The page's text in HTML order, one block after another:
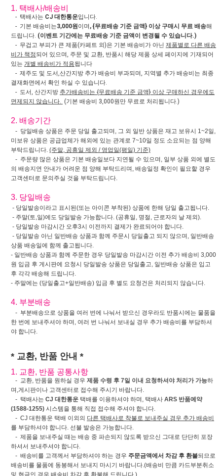
1. 택배사/배송비
- 택배사는 CJ 대한통운입니다.
- 기본 배송비는3,000원이며 , {무료배송 기준 금액} 이상 구매시 무료 배송해
드립니다. (이벤트 기간에는 무료배송 기준 금액이 변경될 수 있습니다.)
- 무겁고 부피가 큰 제품(카페트 외)은 기본 배송비가 아닌 제품별로 다른 배송
비가 책정되어 있으며, 주문 및 교환, 반품시 해당 제품 상세 페이지에 기재되어
있는 개별 배송비가 적용됩니다
- 제주도 및 도서,산간지방 추가 배송비 부과되며, 지역별 추가 배송비는 최종
결재화면에서 확인 하실 수 있습니다.
- 도서, 산간지방 추가배송비는 {무료배송 기준 금액} 이상 구매하신 경우에도
면제되지 않습니다. (기본 배송비 3,000원만 무료로 처리됩니다.)
2. 배송기간
- 당일배송 상품은 주문 당일 출고되며, 그 외 일반 상품은 재고 보유시 1~2일,
미보유 상품은 공급업체가 해외에 있는 관계로 7~10일 정도 소요되는 점 양해
부탁드립니다. (주말, 공휴일 제외 / 영업일(평일) 기준)
- 주문량 많은 상품은 기본 배송일보다 지연될 수 있으며, 일부 상품 외에 별도
의 배송지연 안내가 어려운 점 양해 부탁드리며, 배송일정 확인이 필요할 경우
고객센터로 문의주실 것을 부탁드립니다.
3. 당일배송
- 당일발송이라고 표시된(또는 아이콘 부착된) 상품에 한해 당일 출고됩니다.
- 주말(토,일)에도 당일발송 가능합니다. (공휴일, 명절, 근로자의 날 제외).
- 당일발송 마감시간 오후3시 이전까지 결제가 완료되어야 합니다.
- 당일발송 아닌 일반배송 상품과 함께 주문시 당일출고 되지 않으며, 일반배송
상품 배송일에 함께 출고됩니다.
- 일반배송 상품과 함께 주문한 경우 당일발송 마감시간 이전 추가 배송비 3,000
원 입금 후 게시판에 요청시 당일발송 상품은 당일출고, 일반배송 상품은 입고
후 각각 배송해 드립니다.
- 주말에는 (당일출고+일반배송) 입금 후 별도 요청건은 처리되지 않습니다.
4. 부분배송
- 부분배송으로 상품을 여러 번에 나눠서 받으신 경우라도 반품시에는 물품을
한 번에 보내주셔야 하며, 여러 번 나눠서 보내실 경우 추가 배송비를 부담하셔
야 합니다.
* 교환, 반품 안내 *
1. 교환, 반품 공통사항
- 교환, 반품을 원하실 경우 제품 수령 후 7일 이내 요청하셔야 처리가 가능하
며,게시판이나 고객센터로 접수해 주시기 바랍니다.
- 택배사는 CJ 대한통운 택배를 이용하셔야 하며, 택배사 ARS 반품예약
(1588-1255) 시스템을 통해 직접 접수해 주셔야 합니다.
- CJ 대한통운 택배 이외의 다른 택배사로 착불로 보내주실 경우 추가 배송비
를 부담하셔야 합니다. 선불 발송은 가능합니다.
- 제품을 보내주실 때는 배송 중 파손되지 않도록 받으신 그대로 단단히 포장
하셔서 보내주셔야 합니다.
- 배송비를 고객께서 부담하셔야 하는 경우 주문금액에서 차감 후 환불되므로
배송비를 물품에 동봉해서 보내지 마시기 바랍니다.(배송비 만큼 카드부분취소